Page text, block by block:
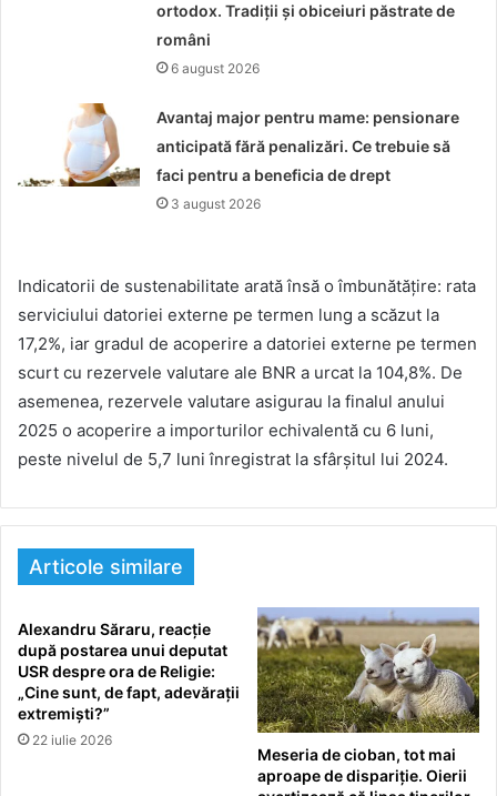
ortodox. Tradiții și obiceiuri păstrate de
români
6 august 2026
Avantaj major pentru mame: pensionare
anticipată fără penalizări. Ce trebuie să
faci pentru a beneficia de drept
3 august 2026
Indicatorii de sustenabilitate arată însă o îmbunătățire: rata
serviciului datoriei externe pe termen lung a scăzut la
17,2%, iar gradul de acoperire a datoriei externe pe termen
scurt cu rezervele valutare ale BNR a urcat la 104,8%. De
asemenea, rezervele valutare asigurau la finalul anului
2025 o acoperire a importurilor echivalentă cu 6 luni,
peste nivelul de 5,7 luni înregistrat la sfârșitul lui 2024.
Articole similare
Alexandru Săraru, reacție
după postarea unui deputat
USR despre ora de Religie:
„Cine sunt, de fapt, adevărații
extremiști?”
22 iulie 2026
Meseria de cioban, tot mai
aproape de dispariție. Oierii